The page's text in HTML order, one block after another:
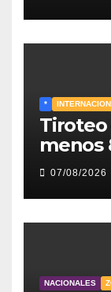
*
Tiroteo
menos
07/08/2026
NACIONALES